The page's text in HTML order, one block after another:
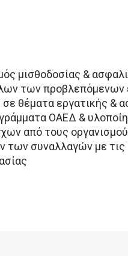
μισθοδοσίας &
των
θέματα εργατικής &
ΟΑΕΔ &
από τους
των συναλλαγών με τις